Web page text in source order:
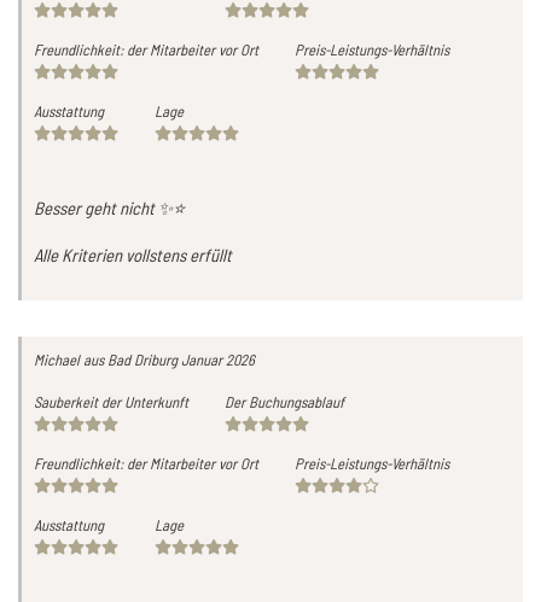
Freundlichkeit: der Mitarbeiter vor Ort Preis-Leistungs-Verhältnis
Ausstattung Lage
Besser geht nicht ✨⭐️
Alle Kriterien vollstens erfüllt
Michaelaus Bad DriburgJanuar 2026
Sauberkeit der Unterkunft Der Buchungsablauf
Freundlichkeit: der Mitarbeiter vor Ort Preis-Leistungs-Verhältnis
Ausstattung Lage